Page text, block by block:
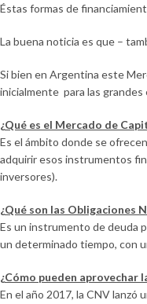
Éstas formas de
La buena noticia es que –
Si bien en Argentina este
inicialmente para las grandes
¿Qué es el Mercado de
Es el ámbito donde se
adquirir esos instrumentos
inversores).
¿Qué son las Obligaciones
Es un instrumento de deuda
un determinado tiempo, con
¿Cómo pueden aprovechar
En el año 2017, la CNV